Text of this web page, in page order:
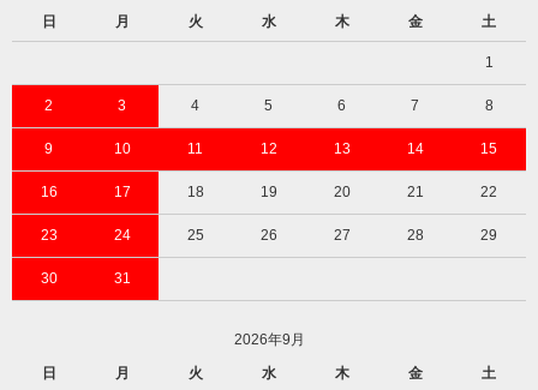
日
月 火 水 木 金 土
1
2 3 4 5 6 7 8
9 10 11 12 13 14 15
16 17 18 19 20 21 22
23 24 25 26 27 28 29
30 31
2026年9月
日
月 火 水 木 金 土